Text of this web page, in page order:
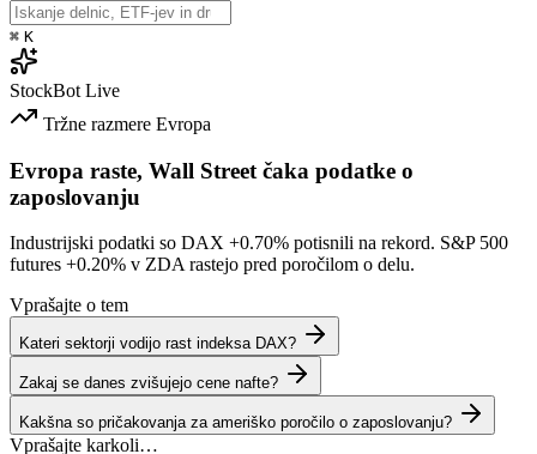
⌘ K
StockBot Live
Tržne razmere Evropa
Evropa raste, Wall Street čaka podatke o
zaposlovanju
Industrijski podatki so DAX +0.70% potisnili na rekord. S&P 500
futures +0.20% v ZDA rastejo pred poročilom o delu.
Vprašajte o tem
Kateri sektorji vodijo rast indeksa DAX?
Zakaj se danes zvišujejo cene nafte?
Kakšna so pričakovanja za ameriško poročilo o zaposlovanju?